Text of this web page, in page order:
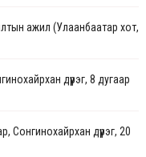
ажил (Улаанбаатар хот,
дүүрэг, 8 дугаар
Сонгинохайрхан дүүрэг, 20